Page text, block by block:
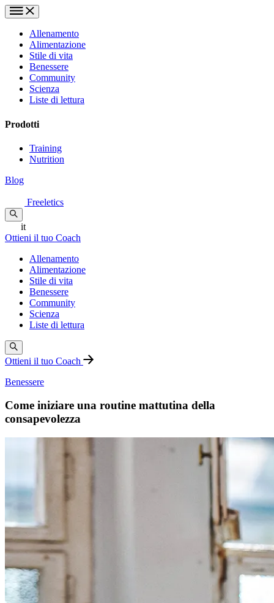
Allenamento
Alimentazione
Stile di vita
Benessere
Community
Scienza
Liste di lettura
Prodotti
Training
Nutrition
Blog
Freeletics
it
Ottieni il tuo Coach
Allenamento
Alimentazione
Stile di vita
Benessere
Community
Scienza
Liste di lettura
Ottieni il tuo Coach
Benessere
Come iniziare una routine mattutina della
consapevolezza